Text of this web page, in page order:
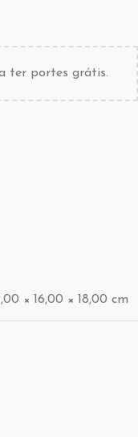
ter portes grátis.
× 16,00 × 18,00 cm